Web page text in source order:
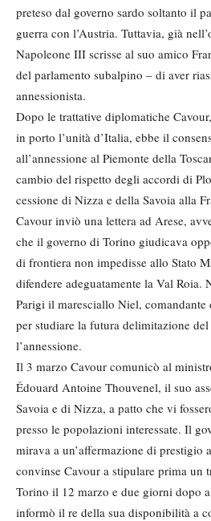
preteso dal governo sardo soltanto il
guerra con l’Austria. Tuttavia, già
Napoleone III scrisse al suo amico
del parlamento subalpino – di aver
annessionista.
Dopo le trattative diplomatiche
in porto l’unità d’Italia, ebbe il
all’annessione al Piemonte della
cambio del rispetto degli accordi di
cessione di Nizza e della Savoia alla
Cavour inviò una lettera ad Arese,
che il governo di Torino giudicava
di frontiera non impedisse allo Stato
difendere adeguatamente la Val Roia.
Parigi il maresciallo Niel,
per studiare la futura delimitazione
l’annessione.
Il 3 marzo Cavour comunicò al
Édouard Antoine Thouvenel, il suo
Savoia e di Nizza, a patto che vi
presso le popolazioni interessate. Il
mirava a un’affermazione di prestigio
convinse Cavour a stipulare prima un
Torino il 12 marzo e due giorni dopo
informò il re della sua disponibilità a